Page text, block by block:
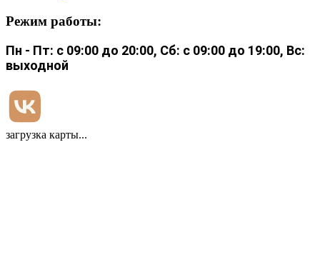
Режим работы:
Пн - Пт: с 09:00 до 20:00, Сб: с 09:00 до 19:00, Вс:
выходной
загрузка карты...